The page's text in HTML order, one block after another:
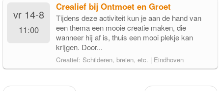
vr 14-8
11:00
Crealief bij Ontmoet en Groet
Tijdens deze activiteit kun je aan de hand van
een thema een mooie creatie maken, die
wanneer hij af is, thuis een mooi plekje kan
krijgen. Door...
Creatief: Schilderen, breien, etc. | Eindhoven